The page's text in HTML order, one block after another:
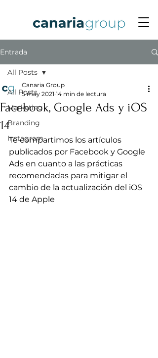
Entrada
All Posts
Marketing
Branding
Instagram
All Posts
Facebook, Google Ads y iOS
14
Canaria Group
5 may 2021 14 min de lectura
Te compartimos los artículos
publicados por Facebook y Google
Ads en cuanto a las prácticas
recomendadas para mitigar el
cambio de la actualización del iOS
14 de Apple